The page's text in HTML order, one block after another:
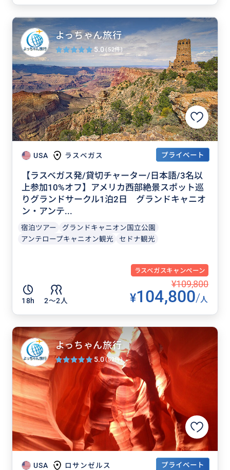
USA ラスベガス プライベート
【ラスベガス発/貸切チャーター/日本語/3名以
上参加10%オフ】アメリカ西部絶景スポット巡
りグランドサークル1泊2日 グランドキャニオ
ン・アンテ...
宿泊ツアー
グランドキャニオン国立公園
アンテロープキャニオン観光
セドナ観光
ラスベガスキャンペーン
18h 2〜2人
¥109,800
¥104,800/人
よっちゃん旅行
5.0 (52件)
USA ロサンゼルス プライベート
よっちゃん旅行
5.0(52件)